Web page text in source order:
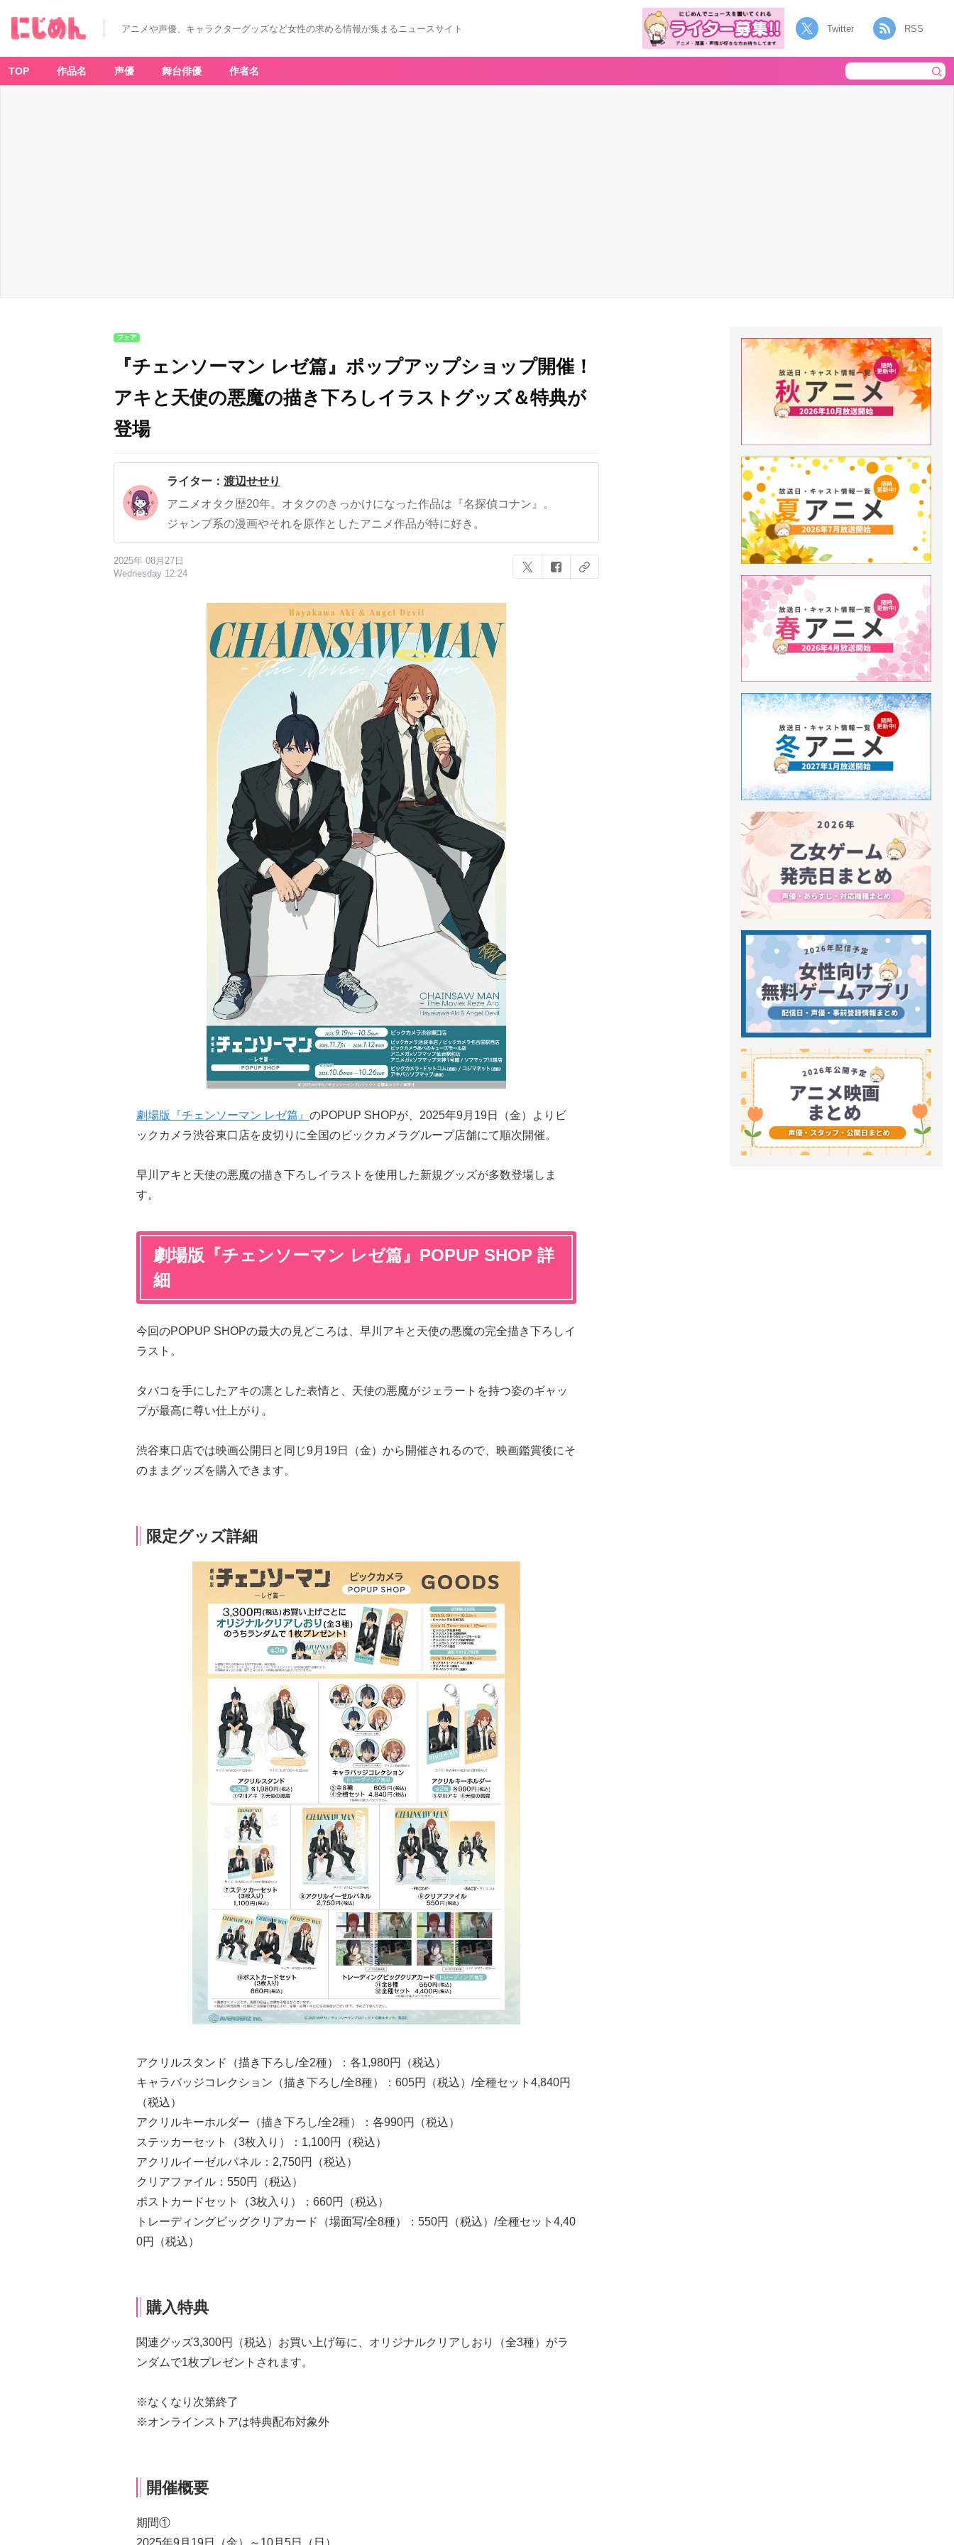
アニメや声優、キャラクターグッズなど女性の求める情報が集まるニュースサイト Twitter RSS
TOP 作品名 声優 舞台俳優 作者名
フェア
『チェンソーマン レゼ篇』ポップアップショップ開催！
アキと天使の悪魔の描き下ろしイラストグッズ＆特典が
登場
ライター： 渡辺せせり
アニメオタク歴20年。オタクのきっかけになった作品は『名探偵コナン』。
ジャンプ系の漫画やそれを原作としたアニメ作品が特に好き。
2025年 08月27日
Wednesday 12:24
劇場版『チェンソーマン レゼ篇』 のPOPUP SHOPが、2025年9月19日（金）よりビ
ックカメラ渋谷東口店を皮切りに全国のビックカメラグループ店舗にて順次開催。
早川アキと天使の悪魔の描き下ろしイラストを使用した新規グッズが多数登場しま
す。
劇場版『チェンソーマン レゼ篇』POPUP SHOP 詳
細
今回のPOPUP SHOPの最大の見どころは、早川アキと天使の悪魔の完全描き下ろしイ
ラスト。
タバコを手にしたアキの凛とした表情と、天使の悪魔がジェラートを持つ姿のギャッ
プが最高に尊い仕上がり。
渋谷東口店では映画公開日と同じ9月19日（金）から開催されるので、映画鑑賞後にそ
のままグッズを購入できます。
限定グッズ詳細
アクリルスタンド（描き下ろし/全2種）：各1,980円（税込）
キャラバッジコレクション（描き下ろし/全8種）：605円（税込）/全種セット4,840円
（税込）
アクリルキーホルダー（描き下ろし/全2種）：各990円（税込）
ステッカーセット（3枚入り）：1,100円（税込）
アクリルイーゼルパネル：2,750円（税込）
クリアファイル：550円（税込）
ポストカードセット（3枚入り）：660円（税込）
トレーディングビッグクリアカード（場面写/全8種）：550円（税込）/全種セット4,40
0円（税込）
購入特典
関連グッズ3,300円（税込）お買い上げ毎に、オリジナルクリアしおり（全3種）がラ
ンダムで1枚プレゼントされます。
※なくなり次第終了
※オンラインストアは特典配布対象外
開催概要
期間①
2025年9月19日（金）～10月5日（日）